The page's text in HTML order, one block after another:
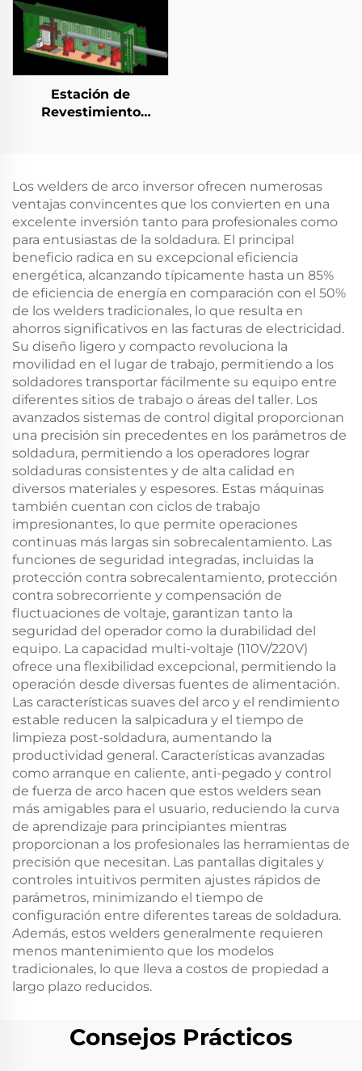
Estación de
Revestimiento
Los welders de arco inversor ofrecen numerosas
ventajas convincentes que los convierten en una
excelente inversión tanto para profesionales como
para entusiastas de la soldadura. El principal
beneficio radica en su excepcional eficiencia
energética, alcanzando típicamente hasta un 85%
de eficiencia de energía en comparación con el 50%
de los welders tradicionales, lo que resulta en
ahorros significativos en las facturas de electricidad.
Su diseño ligero y compacto revoluciona la
movilidad en el lugar de trabajo, permitiendo a los
soldadores transportar fácilmente su equipo entre
diferentes sitios de trabajo o áreas del taller. Los
avanzados sistemas de control digital proporcionan
una precisión sin precedentes en los parámetros de
soldadura, permitiendo a los operadores lograr
soldaduras consistentes y de alta calidad en
diversos materiales y espesores. Estas máquinas
también cuentan con ciclos de trabajo
impresionantes, lo que permite operaciones
continuas más largas sin sobrecalentamiento. Las
funciones de seguridad integradas, incluidas la
protección contra sobrecalentamiento, protección
contra sobrecorriente y compensación de
fluctuaciones de voltaje, garantizan tanto la
seguridad del operador como la durabilidad del
equipo. La capacidad multi-voltaje (110V/220V)
ofrece una flexibilidad excepcional, permitiendo la
operación desde diversas fuentes de alimentación.
Las características suaves del arco y el rendimiento
estable reducen la salpicadura y el tiempo de
limpieza post-soldadura, aumentando la
productividad general. Características avanzadas
como arranque en caliente, anti-pegado y control
de fuerza de arco hacen que estos welders sean
más amigables para el usuario, reduciendo la curva
de aprendizaje para principiantes mientras
proporcionan a los profesionales las herramientas de
precisión que necesitan. Las pantallas digitales y
controles intuitivos permiten ajustes rápidos de
parámetros, minimizando el tiempo de
configuración entre diferentes tareas de soldadura.
Además, estos welders generalmente requieren
menos mantenimiento que los modelos
tradicionales, lo que lleva a costos de propiedad a
largo plazo reducidos.
Consejos Prácticos